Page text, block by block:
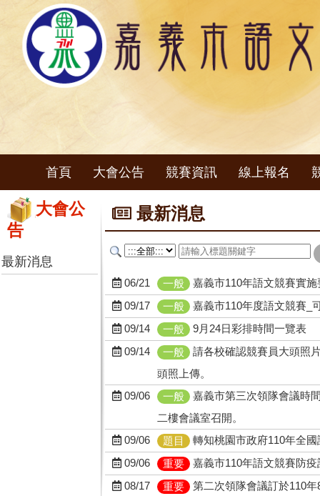
首頁 大會公告 競賽資訊 線上報名
大會公
告
最新消息
最新消息
06/21 一般
嘉義市110年語文競賽實
09/17
一般
嘉義市110年度語文競賽_
09/14
一般
9月24日彩排時間一覽表
09/14
一般
請各校確認競賽員大頭照
頭照上傳。
09/06
一般
嘉義市第三次領隊會議時
二樓會議室召開。
09/06
題目
轉知桃園市政府110年全
09/06
重要
嘉義市110年語文競賽防疫
08/17
重要
第二次領隊會議訂於110